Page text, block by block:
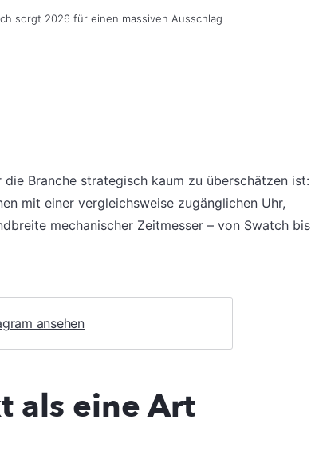
sorgt 2026 für einen massiven Ausschlag
Branche strategisch kaum zu überschätzen ist:
mit einer vergleichsweise zugänglichen Uhr,
mechanischer Zeitmesser – von Swatch bis
ansehen
als eine Art